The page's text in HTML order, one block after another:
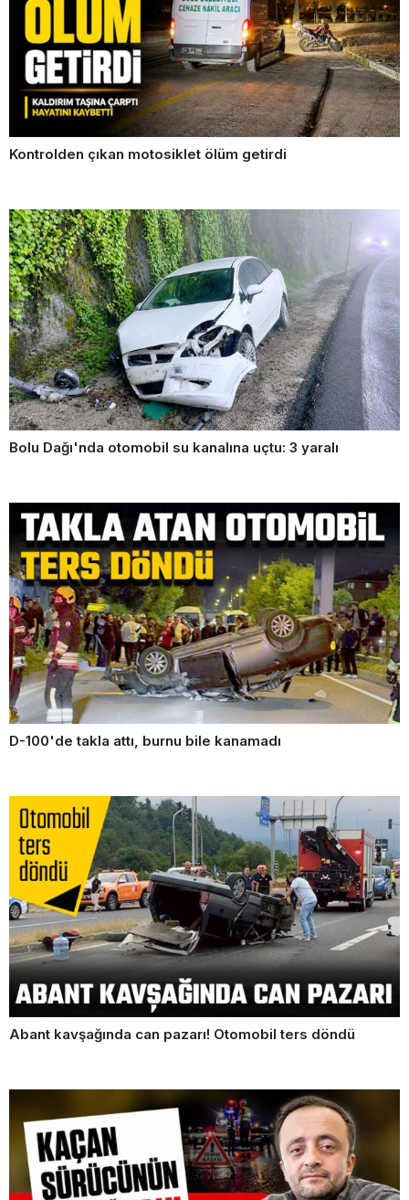
Kontrolden çıkan motosiklet ölüm getirdi
Bolu Dağı'nda otomobil su kanalına uçtu: 3 yaralı
D-100'de takla attı, burnu bile kanamadı
Abant kavşağında can pazarı! Otomobil ters döndü